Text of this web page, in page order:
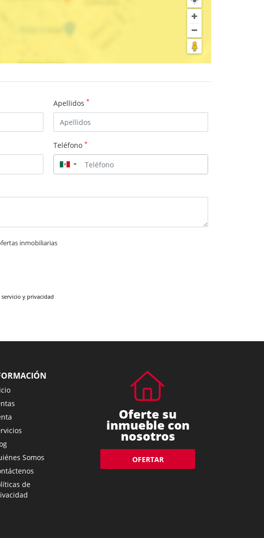
Apellidos *
Teléfono *
▼
inmobiliarias
y privacidad
Somos
de
Oferte su
inmueble con
nosotros
OFERTAR